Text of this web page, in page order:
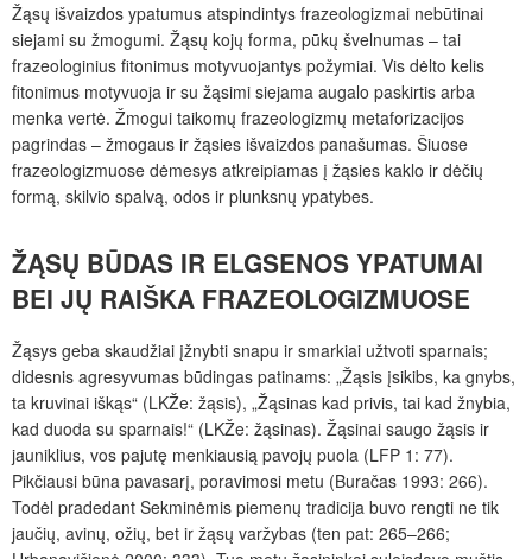
Žąsų išvaizdos ypatumus atspindintys frazeologizmai nebūtinai
siejami su žmogumi. Žąsų kojų forma, pūkų švelnumas – tai
frazeologinius fitonimus motyvuojantys požymiai. Vis dėlto kelis
fitonimus motyvuoja ir su žąsimi siejama augalo paskirtis arba
menka vertė. Žmogui taikomų frazeologizmų metaforizacijos
pagrindas – žmogaus ir žąsies išvaizdos panašumas. Šiuose
frazeologizmuose dėmesys atkreipiamas į žąsies kaklo ir dėčių
formą, skilvio spalvą, odos ir plunksnų ypatybes.
ŽĄSŲ BŪDAS IR ELGSENOS YPATUMAI
BEI JŲ RAIŠKA FRAZEOLOGIZMUOSE
Žąsys geba skaudžiai įžnybti snapu ir smarkiai užtvoti sparnais;
didesnis agresyvumas būdingas patinams: „Žąsis įsikibs, ka gnybs,
ta kruvinai iškąs“ (LKŽe: žąsis), „Žąsinas kad privis, tai kad žnybia,
kad duoda su sparnais!“ (LKŽe: žąsinas). Žąsinai saugo žąsis ir
jauniklius, vos pajutę menkiausią pavojų puola (LFP 1: 77).
Pikčiausi būna pavasarį, poravimosi metu (Buračas 1993: 266).
Todėl pradedant Sekminėmis piemenų tradicija buvo rengti ne tik
jaučių, avinų, ožių, bet ir žąsų varžybas (ten pat: 265–266;